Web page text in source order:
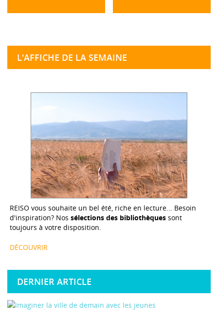
L'AFFICHE DE LA SEMAINE
REISO vous souhaite un bel été, riche en lecture... Besoin
d'inspiration? Nos sélections des bibliothèques sont
toujours à votre disposition.
DÉCOUVRIR
DERNIER ARTICLE